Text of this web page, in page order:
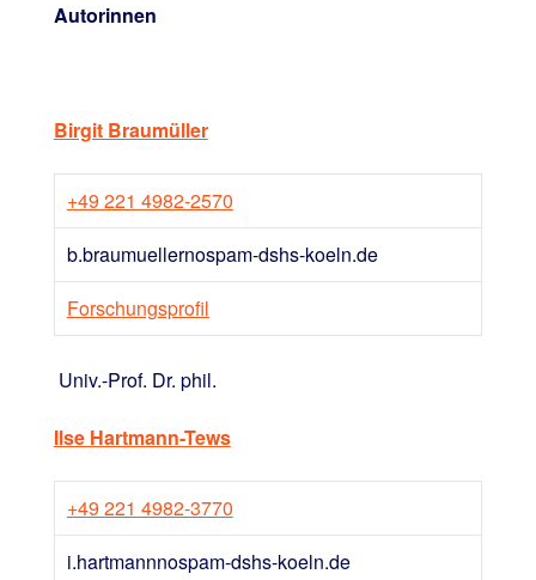
Autorinnen
Birgit Braumüller
+49 221 4982-2570
b.braumuellernospam-­dshs-koeln.de
Forschungsprofil
Univ.-Prof. Dr. phil.
Ilse Hartmann-Tews
+49 221 4982-3770
i.hartmannnospam-­dshs-koeln.de